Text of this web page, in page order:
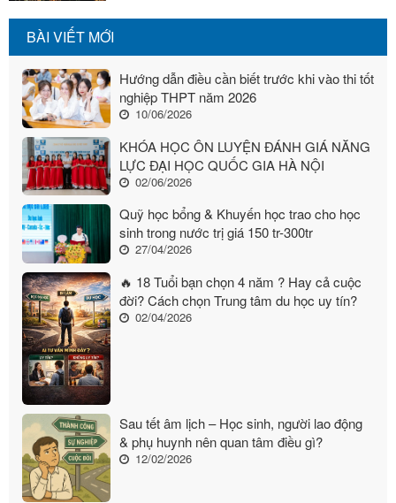
BÀI VIẾT MỚI
Hướng dẫn điều cần biết trước khi vào thi tốt
nghiệp THPT năm 2026
10/06/2026
KHÓA HỌC ÔN LUYỆN ĐÁNH GIÁ NĂNG
LỰC ĐẠI HỌC QUỐC GIA HÀ NỘI
02/06/2026
Quỹ học bổng & Khuyến học trao cho học
sinh trong nước trị giá 150 tr-300tr
27/04/2026
🔥 18 Tuổi bạn chọn 4 năm ? Hay cả cuộc
đời? Cách chọn Trung tâm du học uy tín?
02/04/2026
Sau tết âm lịch – Học sinh, người lao động
& phụ huynh nên quan tâm điều gì?
12/02/2026